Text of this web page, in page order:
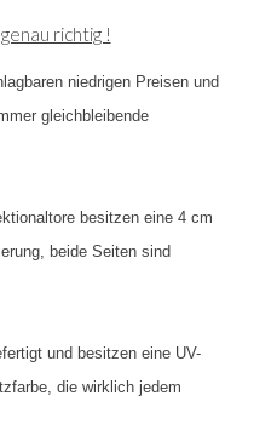
richtig !
niedrigen Preisen und
gleichbleibende
besitzen eine 4 cm
beide Seiten sind
und besitzen eine UV-
die wirklich jedem